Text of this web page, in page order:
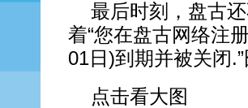
最后时刻，盘古
着“您在盘古网络注
01日)到期并被关闭.”
点击看大图